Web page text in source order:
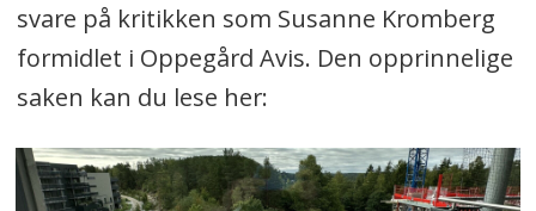
svare på kritikken som Susanne Kromberg
formidlet i Oppegård Avis. Den opprinnelige
saken kan du lese her: